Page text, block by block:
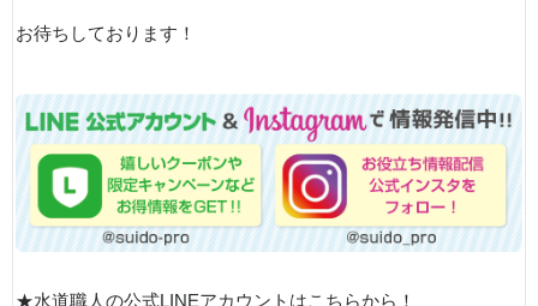
お待ちしております！
★水道職人の公式LINEアカウントはこちらから！